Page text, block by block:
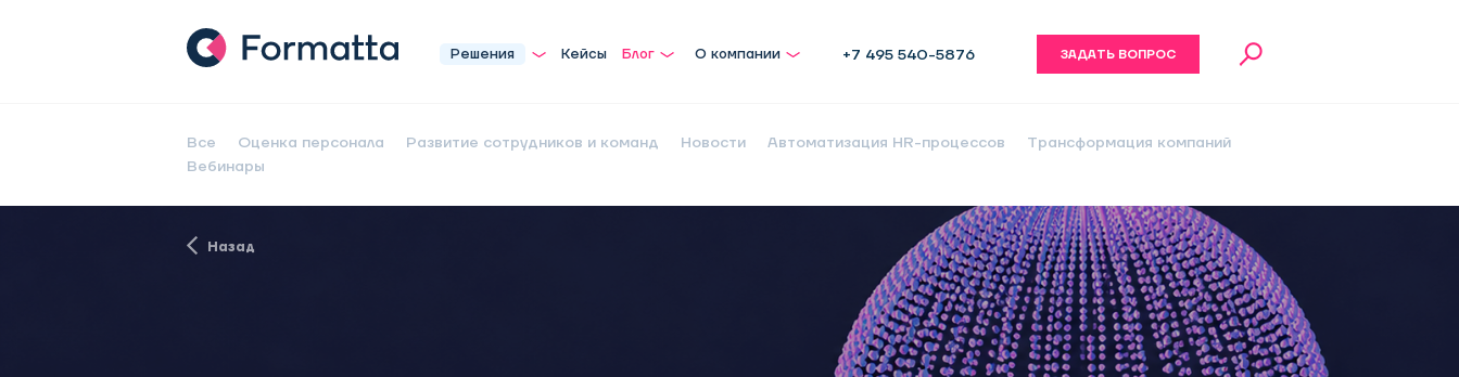
Решения Кейсы Блог О компании +7 495 540-5876 ЗАДАТЬ ВОПРОС
Все Оценка персонала Развитие сотрудников и команд Новости Автоматизация HR-процессов
Трансформация компаний
Вебинары
Назад